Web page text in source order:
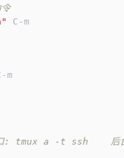
C-m
m
: tmux a -t ssh    后